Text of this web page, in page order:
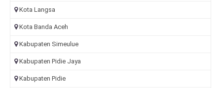
Kota Langsa
Kota Banda Aceh
Kabupaten Simeulue
Kabupaten Pidie Jaya
Kabupaten Pidie